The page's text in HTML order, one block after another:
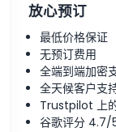
如何兑换
取消政策
放心预订
最低价格保证
无预订费用
全端到端加密
全天候客户支
Trustpilot 上
谷歌评分 4.7/